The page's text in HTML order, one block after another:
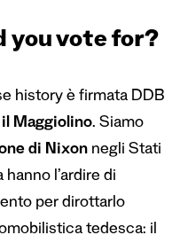
you vote for?
history è firmata DDB
Maggiolino. Siamo
di Nixon negli Stati
l’ardire di
per dirottarlo
tedesca: il